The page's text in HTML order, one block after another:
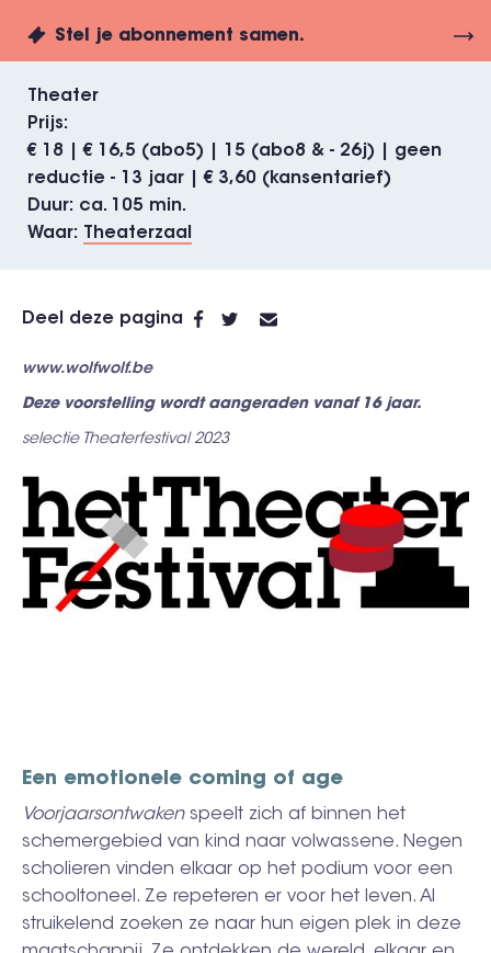
Stel je abonnement samen.
Theater
Prijs
€ 18 | € 16,5 (abo5) | 15 (abo8 & - 26j) | geen
reductie - 13 jaar | € 3,60 (kansentarief)
Duur
ca. 105 min.
Waar
Theaterzaal
Deel deze pagina
www.wolfwolf.be
Deze voorstelling wordt aangeraden vanaf 16 jaar.
selectie Theaterfestival 2023
Een emotionele coming of age
Voorjaarsontwakenspeelt zich af binnen het
schemergebied van kind naar volwassene. Negen
scholieren vinden elkaar op het podium voor een
schooltoneel. Ze repeteren er voor het leven. Al
struikelend zoeken ze naar hun eigen plek in deze